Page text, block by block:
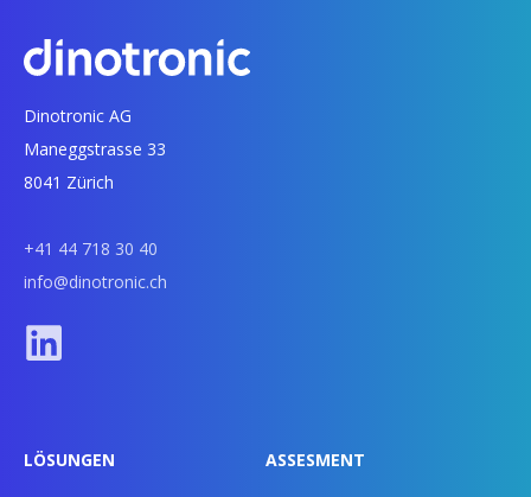
Dinotronic AG
Maneggstrasse 33
8041 Zürich
+41 44 718 30 40
info@dinotronic.ch
LÖSUNGEN ASSESMENT